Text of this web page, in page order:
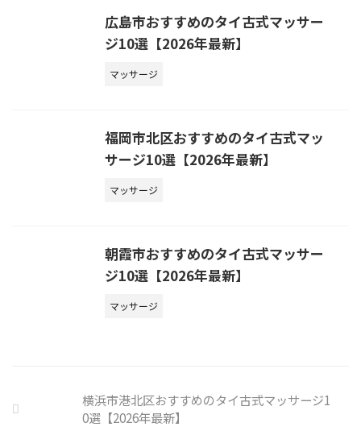
広島市おすすめのタイ古式マッサー
ジ10選【2026年最新】
マッサージ
福岡市北区おすすめのタイ古式マッ
サージ10選【2026年最新】
マッサージ
朝霞市おすすめのタイ古式マッサー
ジ10選【2026年最新】
マッサージ
横浜市港北区おすすめのタイ古式マッサージ1
0選【2026年最新】